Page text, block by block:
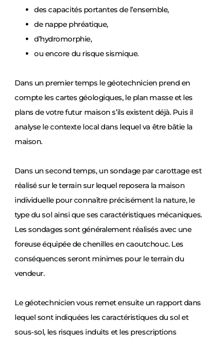
des capacités portantes de l’ensemble,
de nappe phréatique,
d’hydromorphie,
ou encore du risque sismique.
Dans un premier temps le géotechnicien prend en
compte les cartes géologiques, le plan masse et les
plans de votre futur maison s’ils existent déjà. Puis il
analyse le contexte local dans lequel va être bâtie la
maison.
Dans un second temps, un sondage par carottage est
réalisé sur le terrain sur lequel reposera la maison
individuelle pour connaître précisément la nature, le
type du sol ainsi que ses caractéristiques mécaniques.
Les sondages sont généralement réalisés avec une
foreuse équipée de chenilles en caoutchouc. Les
conséquences seront minimes pour le terrain du
vendeur.
Le géotechnicien vous remet ensuite un rapport dans
lequel sont indiquées les caractéristiques du sol et
sous-sol, les risques induits et les prescriptions